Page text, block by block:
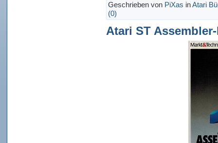
Geschrieben von PiXas inAtari
(0)
Atari ST